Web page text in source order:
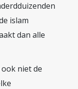
islam
dan alle
niet de